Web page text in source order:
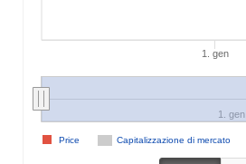
1. gen
Capitalizzazione di mercato
Price
1. gen